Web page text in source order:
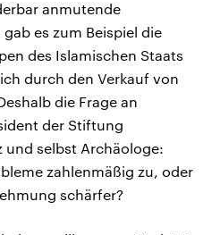
anmutende
es zum Beispiel die
des Islamischen Staats
durch den Verkauf von
die Frage an
der Stiftung
und selbst Archäologe:
zahlenmäßig zu, oder
schärfer?